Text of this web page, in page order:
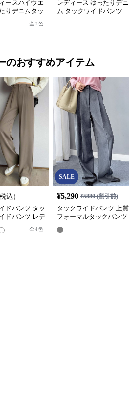
ースハイウエ
りデニムタッ
全3色
レディース ゆったりデニ
ム タックワイドパンツ
のおすすめアイテム
込)
ドパンツ タッ
ドパンツ レデ
全4色
SALE
¥5,290 ¥5880(割引前)
タックワイドパンツ 上質
フォーマルタックパンツ